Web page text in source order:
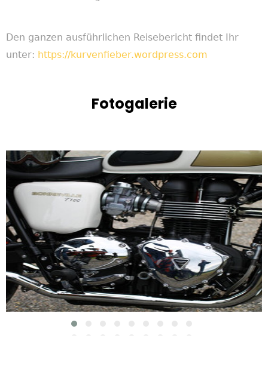
Den ganzen ausführlichen Reisebericht findet Ihr
unter: https://kurvenfieber.wordpress.com
Fotogalerie